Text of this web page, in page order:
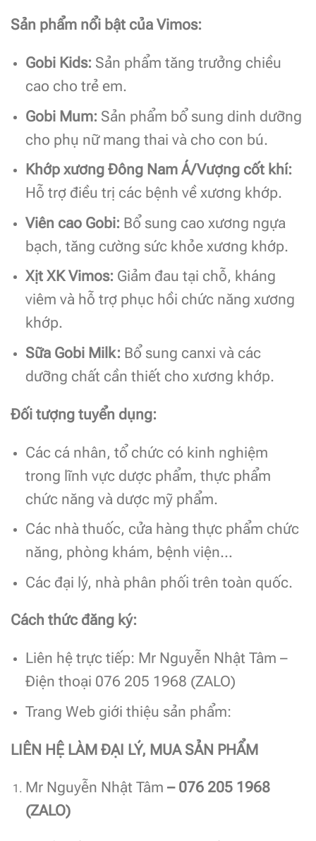
Sản phẩm nổi bật của Vimos:
Gobi Kids: Sản phẩm tăng trưởng chiều
cao cho trẻ em.
Gobi Mum: Sản phẩm bổ sung dinh dưỡng
cho phụ nữ mang thai và cho con bú.
Khớp xương Đông Nam Á/Vượng cốt khí:
Hỗ trợ điều trị các bệnh về xương khớp.
Viên cao Gobi: Bổ sung cao xương ngựa
bạch, tăng cường sức khỏe xương khớp.
Xịt XK Vimos: Giảm đau tại chỗ, kháng
viêm và hỗ trợ phục hồi chức năng xương
khớp.
Sữa Gobi Milk: Bổ sung canxi và các
dưỡng chất cần thiết cho xương khớp.
Đối tượng tuyển dụng:
Các cá nhân, tổ chức có kinh nghiệm
trong lĩnh vực dược phẩm, thực phẩm
chức năng và dược mỹ phẩm.
Các nhà thuốc, cửa hàng thực phẩm chức
năng, phòng khám, bệnh viện…
Các đại lý, nhà phân phối trên toàn quốc.
Cách thức đăng ký:
Liên hệ trực tiếp: Mr Nguyễn Nhật Tâm –
Điện thoại 076 205 1968 (ZALO)
Trang Web giới thiệu sản phẩm:
LIÊN HỆ LÀM ĐẠI LÝ, MUA SẢN PHẨM
Mr Nguyễn Nhật Tâm – 076 205 1968
(ZALO)